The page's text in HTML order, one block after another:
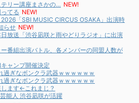
テリー講座まさかの… NEW!
てる NEW!
「SBI MUSIC CIRCUS OSAKA」出演時
らせ NEW!
放送「渋谷凪咲と雨やどりラジオ」に出演
番組出演バトル、各メンバーの同盟人数が
ャンプ開催決定
過ぎなボンクラ武器ｗｗｗｗｗｗ
過ぎなボンクラ武器ｗｗｗｗｗｗ
します←これまじ？
能人 渋谷凪咲が活躍